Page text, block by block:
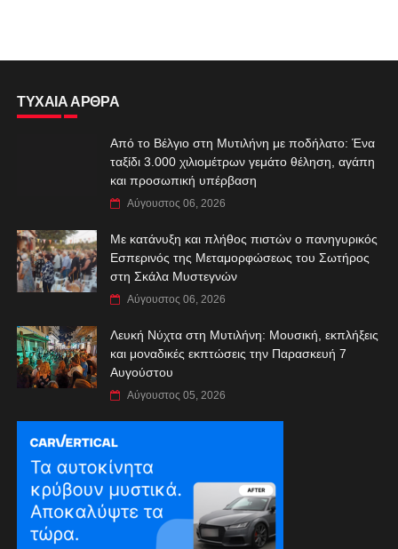
ΤΥΧΑΙΑ ΑΡΘΡΑ
Από το Βέλγιο στη Μυτιλήνη με ποδήλατο: Ένα
ταξίδι 3.000 χιλιομέτρων γεμάτο θέληση, αγάπη
και προσωπική υπέρβαση
Αύγουστος 06, 2026
Με κατάνυξη και πλήθος πιστών ο πανηγυρικός
Εσπερινός της Μεταμορφώσεως του Σωτήρος
στη Σκάλα Μυστεγνών
Αύγουστος 06, 2026
Λευκή Νύχτα στη Μυτιλήνη: Μουσική, εκπλήξεις
και μοναδικές εκπτώσεις την Παρασκευή 7
Αυγούστου
Αύγουστος 05, 2026